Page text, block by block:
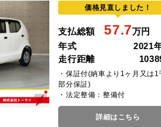
価格見直しました！
支払総額57.7万円
年式
2021
走行距離
・保証付(納車より1ヶ月又は1
部分保証)
・法定整備：整備付
詳細はこちら